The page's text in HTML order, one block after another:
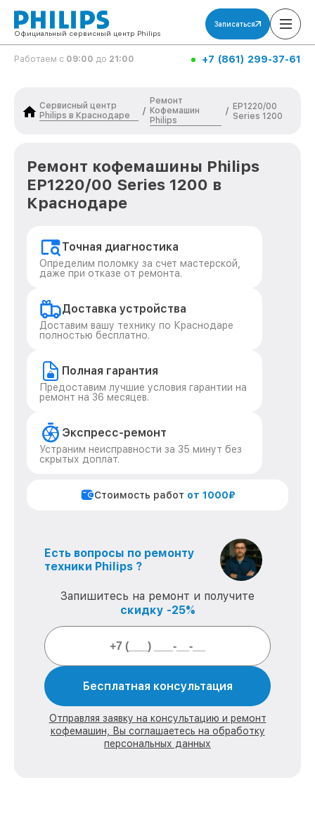
Официальный сервисный центр Philips
Записаться
Работаем с 09:00 до 21:00 +7 (861) 299-37-61
Сервисный центр
Philips в Краснодаре
/
Ремонт
Кофемашин
Philips
/ EP1220/00
Series 1200
Ремонт кофемашины Philips
EP1220/00 Series 1200 в
Краснодаре
Точная диагностика
Определим поломку за счет мастерской,
даже при отказе от ремонта.
Доставка устройства
Доставим вашу технику по Краснодаре
полностью бесплатно.
Полная гарантия
Предоставим лучшие условия гарантии на
ремонт на 36 месяцев.
Экспресс-ремонт
Устраним неисправности за 35 минут без
скрытых доплат.
Стоимость работ от 1000₽
Есть вопросы по ремонту
техники Philips ?
Запишитесь на ремонт и получите
скидку -25%
Бесплатная консультация
Отправляя заявку на консультацию и ремонт
кофемашин, Вы соглашаетесь на обработку
персональных данных